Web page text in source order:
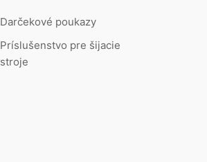
Darčekové poukazy
Príslušenstvo pre šijacie
stroje